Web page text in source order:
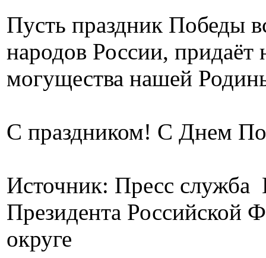
Пусть праздник Победы
народов России,
могущества нашей
С праздником! С Днем
Источник: Пресс служба
Президента Российской
округе